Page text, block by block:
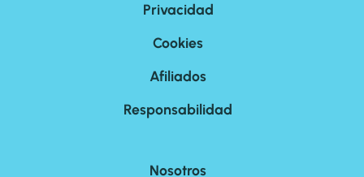
Privacidad
Cookies
Afiliados
Responsabilidad
Nosotros